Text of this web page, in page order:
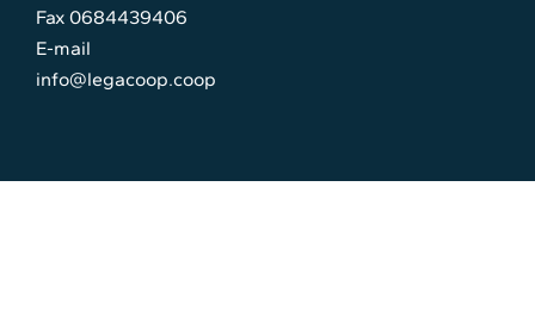
Fax 0684439406
E-mail
info@legacoop.coop